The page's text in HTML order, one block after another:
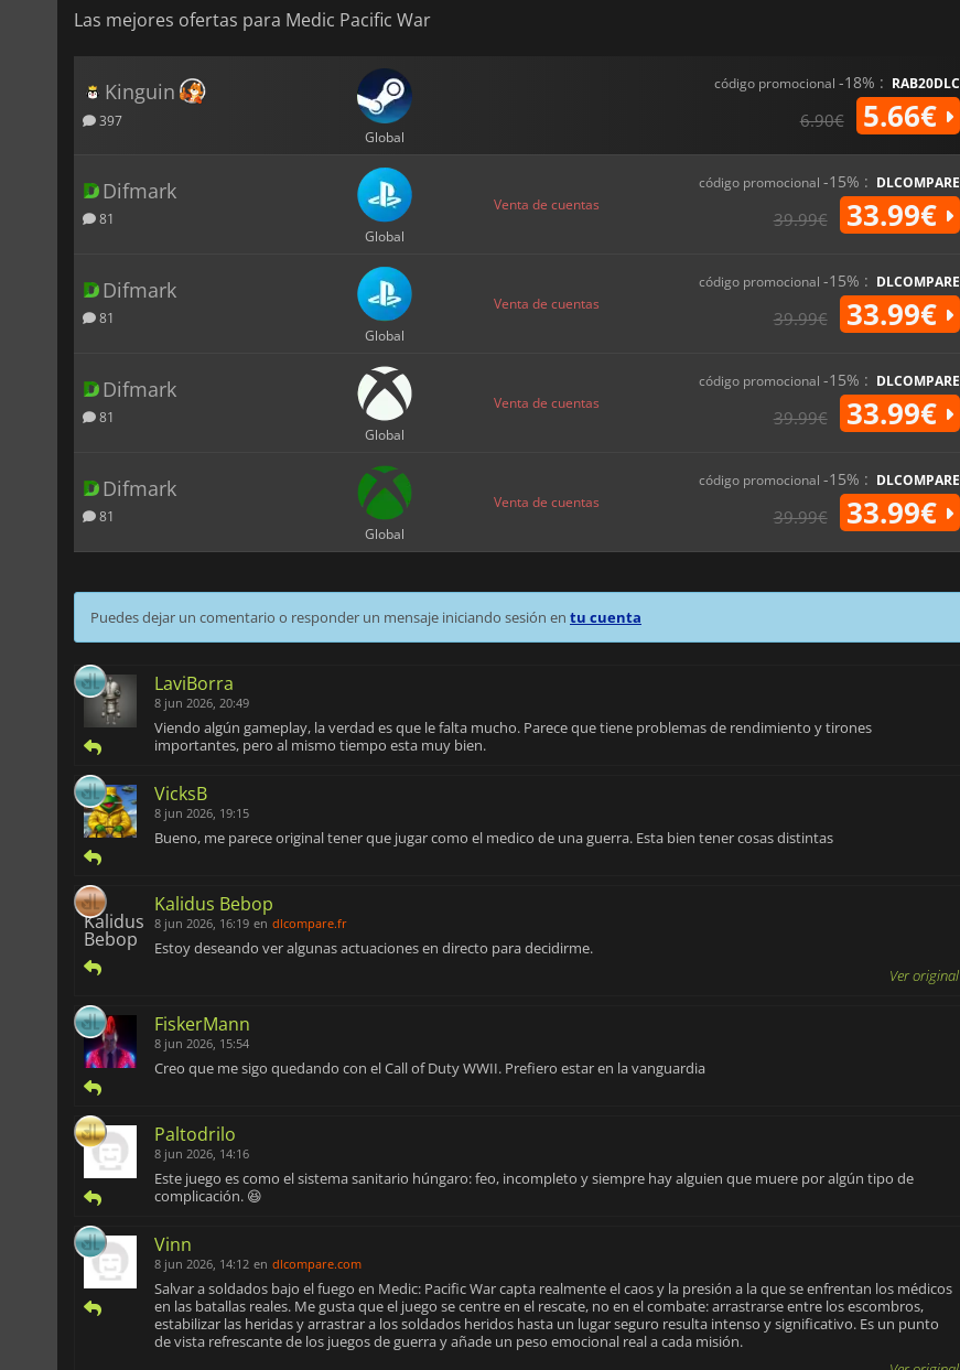
Las mejores ofertas para Medic Pacific War
Kinguin
397
Global
código promocional -18% : RAB20DLC
6.90€ 5.66€
Difmark
81
Global
Venta de cuentas
código promocional -15% : DLCOMPARE
39.99€ 33.99€
Difmark
81
Global
Venta de cuentas
código promocional -15% : DLCOMPARE
39.99€ 33.99€
Difmark
81
Global
Venta de cuentas
código promocional -15% : DLCOMPARE
39.99€ 33.99€
Difmark
81
Global
Venta de cuentas
código promocional -15% : DLCOMPARE
39.99€ 33.99€
Puedes dejar un comentario o responder un mensaje iniciando sesión en tu cuenta
LaviBorra
8 jun 2026, 20:49
Viendo algún gameplay, la verdad es que le falta mucho. Parece que tiene problemas de rendimiento y tirones
importantes, pero al mismo tiempo esta muy bien.
VicksB
8 jun 2026, 19:15
Bueno, me parece original tener que jugar como el medico de una guerra. Esta bien tener cosas distintas
Kalidus Bebop
8 jun 2026, 16:19 en dlcompare.fr
Estoy deseando ver algunas actuaciones en directo para decidirme.
Ver original
FiskerMann
8 jun 2026, 15:54
Creo que me sigo quedando con el Call of Duty WWII. Prefiero estar en la vanguardia
Paltodrilo
8 jun 2026, 14:16
Este juego es como el sistema sanitario húngaro: feo, incompleto y siempre hay alguien que muere por algún tipo de
complicación. 😆
Vinn
8 jun 2026, 14:12 en dlcompare.com
Salvar a soldados bajo el fuego en Medic: Pacific War capta realmente el caos y la presión a la que se enfrentan los médicos
en las batallas reales. Me gusta que el juego se centre en el rescate, no en el combate: arrastrarse entre los escombros,
estabilizar las heridas y arrastrar a los soldados heridos hasta un lugar seguro resulta intenso y significativo. Es un punto
de vista refrescante de los juegos de guerra y añade un peso emocional real a cada misión.